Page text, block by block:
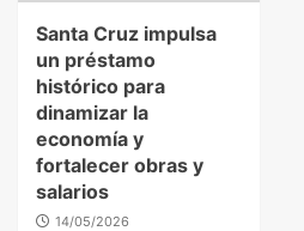
Santa Cruz impulsa
un préstamo
histórico para
dinamizar la
economía y
fortalecer obras y
salarios
14/05/2026